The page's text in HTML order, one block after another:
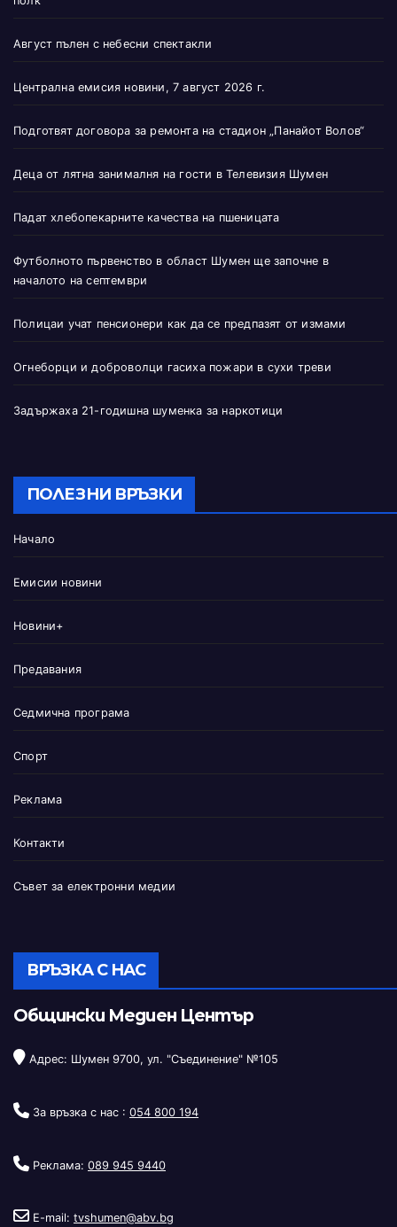
Август пълен с небесни спектакли
Централна емисия новини, 7 август 2026 г.
Подготвят договора за ремонта на стадион „Панайот Волов“
Деца от лятна занималня на гости в Телевизия Шумен
Падат хлебопекарните качества на пшеницата
Футболното първенство в област Шумен ще започне в
началото на септември
Полицаи учат пенсионери как да се предпазят от измами
Огнеборци и доброволци гасиха пожари в сухи треви
Задържаха 21-годишна шуменка за наркотици
ПОЛЕЗНИ ВРЪЗКИ
Начало
Емисии новини
Новини+
Предавания
Седмична програма
Спорт
Реклама
Контакти
Съвет за електронни медии
ВРЪЗКА С НАС
Общински Медиен Център
Адрес: Шумен 9700, ул. "Съединение" №105
За връзка с нас : 054 800 194
Реклама: 089 945 9440
E-mail: tvshumen@abv.bg